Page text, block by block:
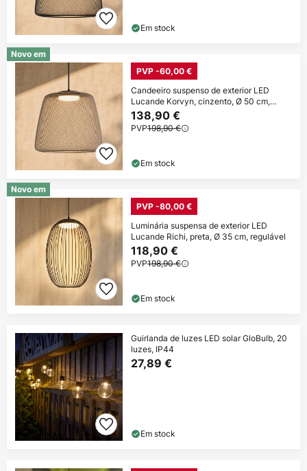
Em stock
Novo em
PVP -60,00 €
Candeeiro suspenso de exterior LED
Lucande Korvyn, cinzento, Ø 50 cm,
regulável
138,90 €
PVP198,90 €
Em stock
Novo em
PVP -80,00 €
Luminária suspensa de exterior LED
Lucande Richi, preta, Ø 35 cm, regulável
118,90 €
PVP198,90 €
Em stock
Guirlanda de luzes LED solar GloBulb, 20
luzes, IP44
27,89 €
Em stock